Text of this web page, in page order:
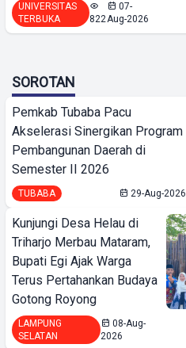
UNIVERSITAS
TERBUKA
822
07-
Aug-2026
SOROTAN
Pemkab Tubaba Pacu
Akselerasi Sinergikan Program
Pembangunan Daerah di
Semester II 2026
TUBABA 29-Aug-2026
Kunjungi Desa Helau di
Triharjo Merbau Mataram,
Bupati Egi Ajak Warga
Terus Pertahankan Budaya
Gotong Royong
LAMPUNG
SELATAN
08-Aug-
2026